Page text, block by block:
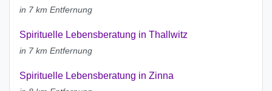
in 7 km Entfernung
Spirituelle Lebensberatung in Thallwitz
in 7 km Entfernung
Spirituelle Lebensberatung in Zinna